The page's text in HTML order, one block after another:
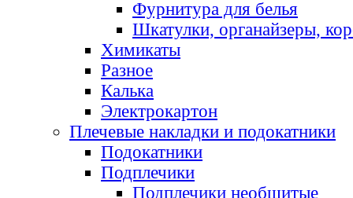
Фурнитура для белья
Шкатулки, органайзеры,
Химикаты
Разное
Калька
Электрокартон
Плечевые накладки и подокатники
Подокатники
Подплечики
Подплечики необшитые